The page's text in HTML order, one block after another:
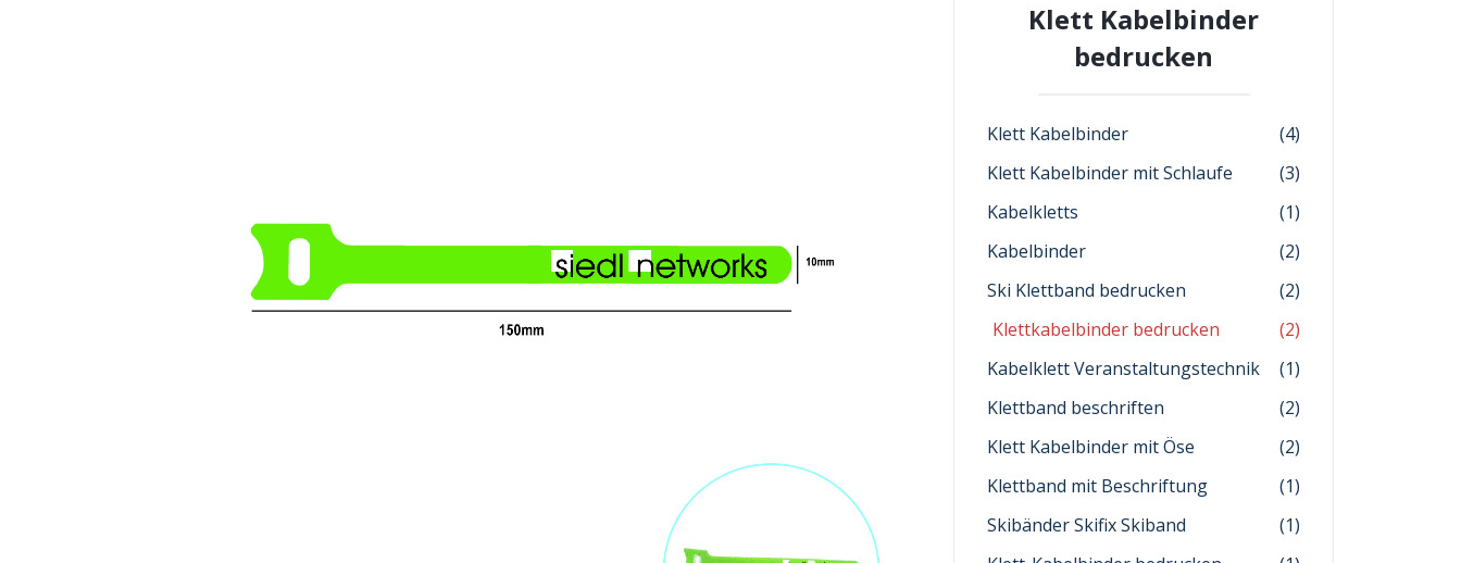
Klett Kabelbinder
bedrucken
Klett Kabelbinder
(4)
Klett Kabelbinder mit Schlaufe
(3)
Kabelkletts
(1)
Kabelbinder
(2)
Ski Klettband bedrucken
(2)
Klettkabelbinder bedrucken
(2)
Kabelklett Veranstaltungstechnik
(1)
Klettband beschriften
(2)
Klett Kabelbinder mit Öse
(2)
Klettband mit Beschriftung
(1)
Skibänder Skifix Skiband
(1)